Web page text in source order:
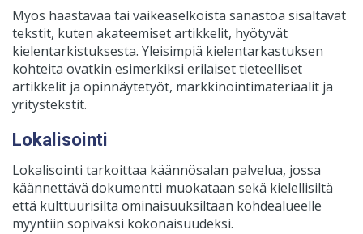
Myös haastavaa tai vaikeaselkoista sanastoa sisältävät
tekstit, kuten akateemiset artikkelit, hyötyvät
kielentarkistuksesta. Yleisimpiä kielentarkastuksen
kohteita ovatkin esimerkiksi erilaiset tieteelliset
artikkelit ja opinnäytetyöt, markkinointimateriaalit ja
yritystekstit.
Lokalisointi
Lokalisointi tarkoittaa käännösalan palvelua, jossa
käännettävä dokumentti muokataan sekä kielellisiltä
että kulttuurisilta ominaisuuksiltaan kohdealueelle
myyntiin sopivaksi kokonaisuudeksi.